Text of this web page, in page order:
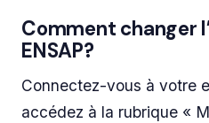
Comment changer
ENSAP?
Connectez-vous à votre
accédez à la rubrique «